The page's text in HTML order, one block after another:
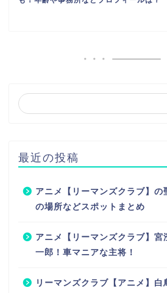
最近の投稿
アニメ【リーマンズクラブ】の
の場所などスポットまとめ
アニメ【リーマンズクラブ】宮
一郎！車マニアな主将！
リーマンズクラブ【アニメ】白